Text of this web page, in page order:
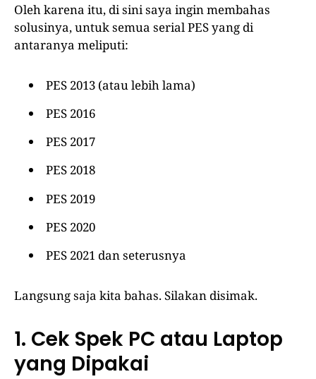
Oleh karena itu, di sini saya ingin membahas
solusinya, untuk semua serial PES yang di
antaranya meliputi:
PES 2013 (atau lebih lama)
PES 2016
PES 2017
PES 2018
PES 2019
PES 2020
PES 2021 dan seterusnya
Langsung saja kita bahas. Silakan disimak.
1. Cek Spek PC atau Laptop
yang Dipakai